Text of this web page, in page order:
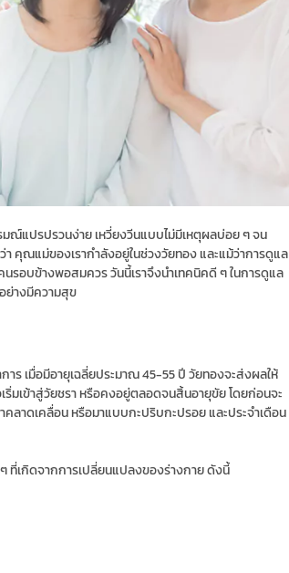
ณ์แปรปรวนง่าย เหวี่ยงวีนแบบไม่มีเหตุผลบ่อย ๆ จน
า คุณแม่ของเรากำลังอยู่ในช่วงวัยทอง และแม้ว่าการดูแล
นรอบข้างพอสมควร วันนี้เราจึงนำเทคนิคดี ๆ ในการดูแล
ย่างมีความสุข
ร เมื่อมีอายุเฉลี่ยประมาณ 45-55 ปี วัยทองจะส่งผลให้
ริ่มเข้าสู่วัยชรา หรือคงอยู่ตลอดจนสิ้นอายุขัย โดยก่อนจะ
ลาดเคลื่อน หรือมาแบบกะปริบกะปรอย และประจำเดือน
ที่เกิดจากการเปลี่ยนแปลงของร่างกาย ดังนี้